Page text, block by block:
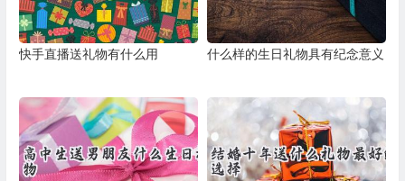
快手直播送礼物有什么用 什么样的生日礼物具有纪念意义